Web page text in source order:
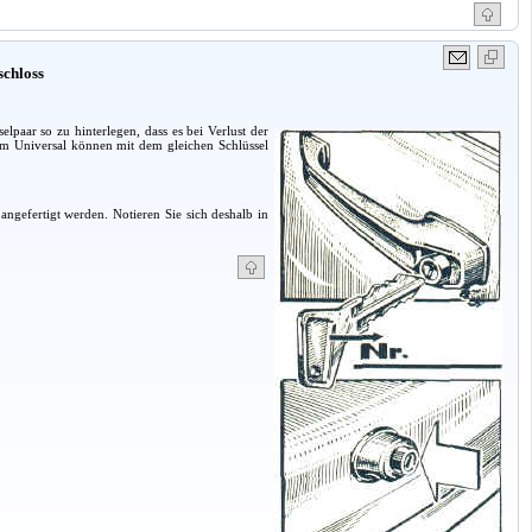
so zu hinterlegen, dass es bei Verlust der
Universal können mit dem gleichen Schlüssel
werden. Notieren Sie sich deshalb in